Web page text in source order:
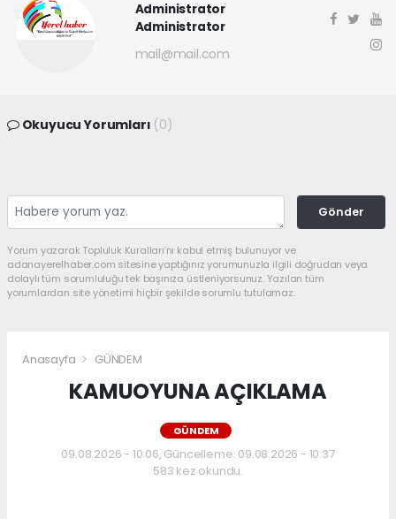
Administrator
Administrator
mail@mail.com
Okuyucu Yorumları (0)
Gönder
Yorum yazarak Topluluk Kuralları’nı kabul etmiş bulunuyor ve
adanayerelhaber.com sitesine yaptığınız yorumunuzla ilgili doğrudan veya
dolaylı tüm sorumluluğu tek başınıza üstleniyorsunuz. Yazılan tüm
yorumlardan site yönetimi hiçbir şekilde sorumlu tutulamaz.
Anasayfa GÜNDEM
KAMUOYUNA AÇIKLAMA
GÜNDEM
09.08.2026 - 10:06, Güncelleme: 09.08.2026 - 10:37
583 kez okundu.